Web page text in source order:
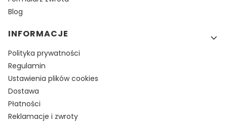
Blog
INFORMACJE
Polityka prywatności
Regulamin
Ustawienia plików cookies
Dostawa
Płatności
Reklamacje i zwroty